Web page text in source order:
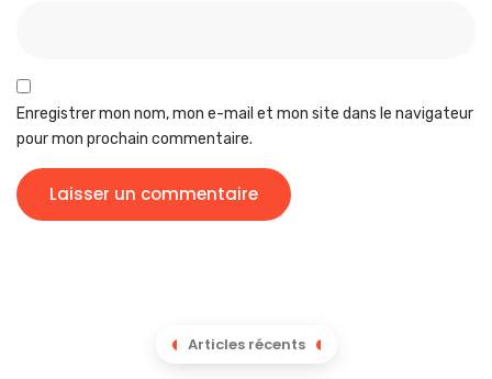
Enregistrer mon nom, mon e-mail et mon site dans le navigateur
pour mon prochain commentaire.
Articles récents